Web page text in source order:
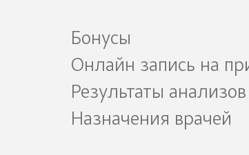
Бонусы
Онлайн запись на
Результаты анализов
Назначения врачей